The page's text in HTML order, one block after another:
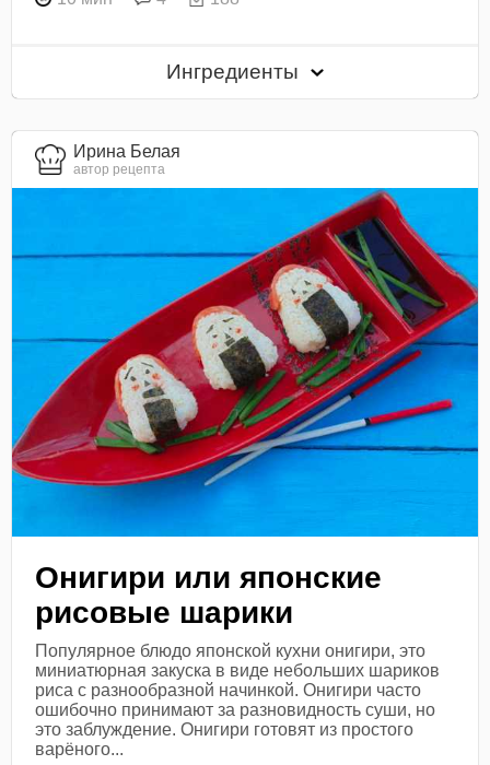
Ингредиенты
Ирина Белая
автор рецепта
Онигири или японские
рисовые шарики
Популярное блюдо японской кухни онигири, это
миниатюрная закуска в виде небольших шариков
риса с разнообразной начинкой. Онигири часто
ошибочно принимают за разновидность суши, но
это заблуждение. Онигири готовят из простого
варёного...